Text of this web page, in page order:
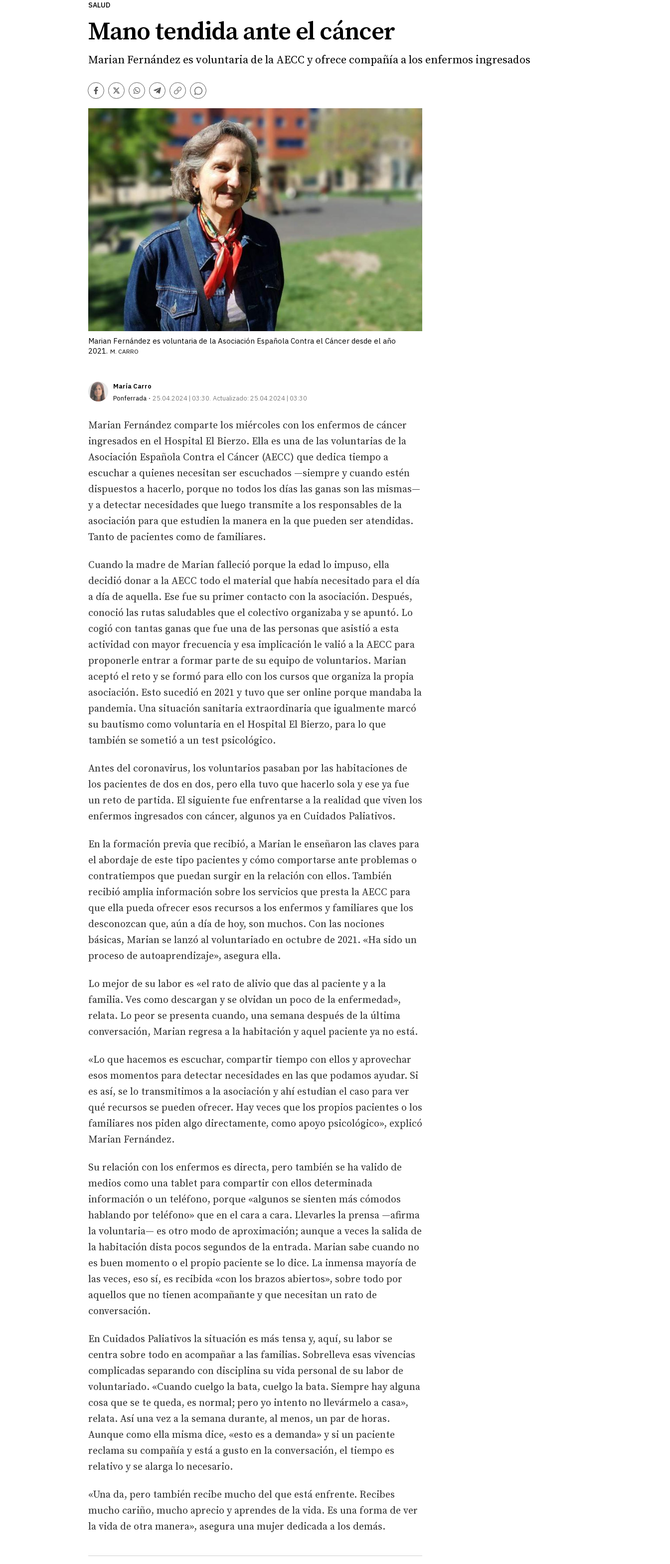
SALUD
Mano tendida ante el cáncer
Marian Fernández es voluntaria de la AECC y ofrece compañía a los enfermos ingresados
Facebook
TwitterWhatsapp
Telegram
Copiar
enlace
Comentarios
Marian Fernández es voluntaria de la Asociación Española Contra el Cáncer desde el año
2021. M. CARRO
María Carro
Ponferrada
25.04.2024 | 03:30 Actualizado: 25.04.2024 | 03:30
Marian Fernández comparte los miércoles con los enfermos de cáncer
ingresados en el Hospital El Bierzo. Ella es una de las voluntarias de la
Asociación Española Contra el Cáncer (AECC) que dedica tiempo a
escuchar a quienes necesitan ser escuchados —siempre y cuando estén
dispuestos a hacerlo, porque no todos los días las ganas son las mismas—
y a detectar necesidades que luego transmite a los responsables de la
asociación para que estudien la manera en la que pueden ser atendidas.
Tanto de pacientes como de familiares.
Cuando la madre de Marian falleció porque la edad lo impuso, ella
decidió donar a la AECC todo el material que había necesitado para el día
a día de aquella. Ese fue su primer contacto con la asociación. Después,
conoció las rutas saludables que el colectivo organizaba y se apuntó. Lo
cogió con tantas ganas que fue una de las personas que asistió a esta
actividad con mayor frecuencia y esa implicación le valió a la AECC para
proponerle entrar a formar parte de su equipo de voluntarios. Marian
aceptó el reto y se formó para ello con los cursos que organiza la propia
asociación. Esto sucedió en 2021 y tuvo que ser online porque mandaba la
pandemia. Una situación sanitaria extraordinaria que igualmente marcó
su bautismo como voluntaria en el Hospital El Bierzo, para lo que
también se sometió a un test psicológico.
Antes del coronavirus, los voluntarios pasaban por las habitaciones de
los pacientes de dos en dos, pero ella tuvo que hacerlo sola y ese ya fue
un reto de partida. El siguiente fue enfrentarse a la realidad que viven los
enfermos ingresados con cáncer, algunos ya en Cuidados Paliativos.
En la formación previa que recibió, a Marian le enseñaron las claves para
el abordaje de este tipo pacientes y cómo comportarse ante problemas o
contratiempos que puedan surgir en la relación con ellos. También
recibió amplia información sobre los servicios que presta la AECC para
que ella pueda ofrecer esos recursos a los enfermos y familiares que los
desconozcan que, aún a día de hoy, son muchos. Con las nociones
básicas, Marian se lanzó al voluntariado en octubre de 2021. «Ha sido un
proceso de autoaprendizaje», asegura ella.
Lo mejor de su labor es «el rato de alivio que das al paciente y a la
familia. Ves como descargan y se olvidan un poco de la enfermedad»,
relata. Lo peor se presenta cuando, una semana después de la última
conversación, Marian regresa a la habitación y aquel paciente ya no está.
«Lo que hacemos es escuchar, compartir tiempo con ellos y aprovechar
esos momentos para detectar necesidades en las que podamos ayudar. Si
es así, se lo transmitimos a la asociación y ahí estudian el caso para ver
qué recursos se pueden ofrecer. Hay veces que los propios pacientes o los
familiares nos piden algo directamente, como apoyo psicológico», explicó
Marian Fernández.
Su relación con los enfermos es directa, pero también se ha valido de
medios como una tablet para compartir con ellos determinada
información o un teléfono, porque «algunos se sienten más cómodos
hablando por teléfono» que en el cara a cara. Llevarles la prensa —afirma
la voluntaria— es otro modo de aproximación; aunque a veces la salida de
la habitación dista pocos segundos de la entrada. Marian sabe cuando no
es buen momento o el propio paciente se lo dice. La inmensa mayoría de
las veces, eso sí, es recibida «con los brazos abiertos», sobre todo por
aquellos que no tienen acompañante y que necesitan un rato de
conversación.
En Cuidados Paliativos la situación es más tensa y, aquí, su labor se
centra sobre todo en acompañar a las familias. Sobrelleva esas vivencias
complicadas separando con disciplina su vida personal de su labor de
voluntariado. «Cuando cuelgo la bata, cuelgo la bata. Siempre hay alguna
cosa que se te queda, es normal; pero yo intento no llevármelo a casa»,
relata. Así una vez a la semana durante, al menos, un par de horas.
Aunque como ella misma dice, «esto es a demanda» y si un paciente
reclama su compañía y está a gusto en la conversación, el tiempo es
relativo y se alarga lo necesario.
«Una da, pero también recibe mucho del que está enfrente. Recibes
mucho cariño, mucho aprecio y aprendes de la vida. Es una forma de ver
la vida de otra manera», asegura una mujer dedicada a los demás.